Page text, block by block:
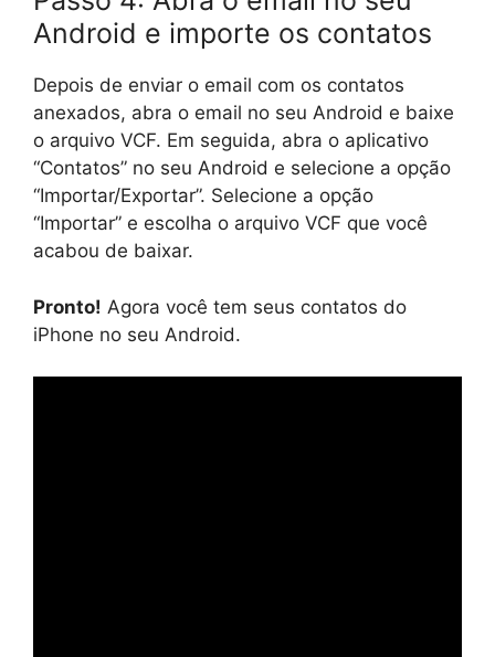
Android e importe os contatos
Depois de enviar o email com os contatos
anexados, abra o email no seu Android e baixe
o arquivo VCF. Em seguida, abra o aplicativo
“Contatos” no seu Android e selecione a opção
“Importar/Exportar”. Selecione a opção
“Importar” e escolha o arquivo VCF que você
acabou de baixar.
Pronto! Agora você tem seus contatos do
iPhone no seu Android.